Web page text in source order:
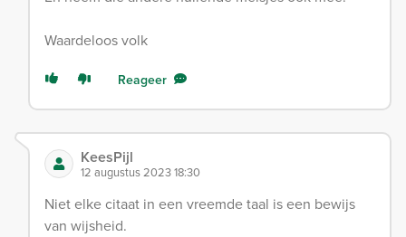
Waardeloos volk
Reageer
KeesPijl
12 augustus 2023 18:30
Niet elke citaat in een vreemde taal is een bewijs
van wijsheid.